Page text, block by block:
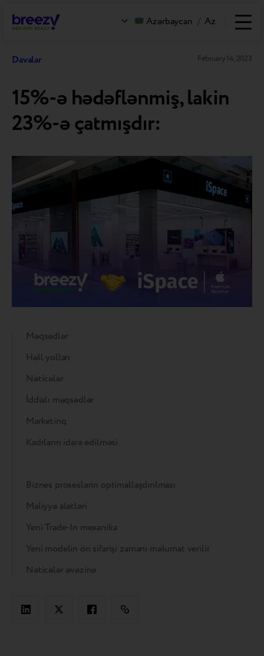
Azərbaycan / Az
Davalar February 14, 2023
15%-ə hədəflənmiş, lakin
23%-ə çatmışdır:
Məqsədlər
Həll yolları
Nəticələr
İddialı məqsədlər
Marketinq
Kadrların idarə edilməsi
Biznes proseslərin optimallaşdırılması
Maliyyə alətləri
Yeni Trade-In mexanika
Yeni modelin ön sifarişi zamanı məlumat verilir
Nəticələr əvəzinə